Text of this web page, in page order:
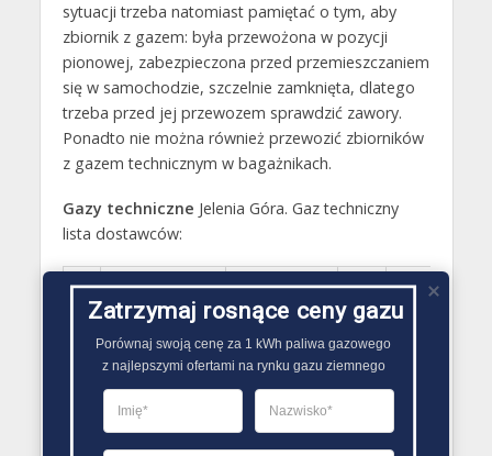
sytuacji trzeba natomiast pamiętać o tym, aby
zbiornik z gazem: była przewożona w pozycji
pionowej, zabezpieczona przed przemieszczaniem
się w samochodzie, szczelnie zamknięta, dlatego
trzeba przed jej przewozem sprawdzić zawory.
Ponadto nie można również przewozić zbiorników
z gazem technicznym w bagażnikach.
Gazy techniczne Jelenia Góra. Gaz techniczny
lista dostawców:
LP Nazwa Adres
E-
mail
Telefon
Tomaszewski.
techniczne i
art.
Łączna 19,
Jelenia Góra
Zatrzymaj rosnące ceny gazu
Porównaj swoją cenę za 1 kWh paliwa gazowego
z najlepszymi ofertami na rynku gazu ziemnego